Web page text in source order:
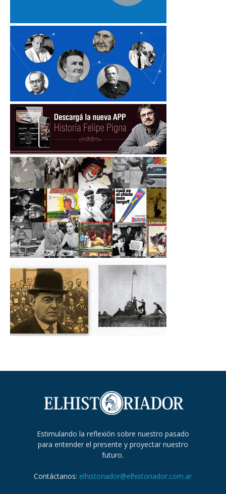
Estimulando la reflexión sobre nuestro pasado
para entender el presente y proyectar nuestro
futuro.
Contáctanos: elhistoriador@elhistoriador.com.ar